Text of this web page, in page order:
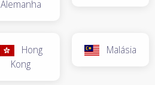
Alemanha
Hong
Kong
Malásia